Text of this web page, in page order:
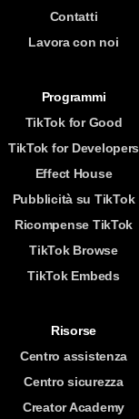
Contatti
Lavora con noi
Programmi
TikTok for Good
TikTok for Developers
Effect House
Pubblicità su TikTok
Ricompense TikTok
TikTok Browse
TikTok Embeds
Risorse
Centro assistenza
Centro sicurezza
Creator Academy